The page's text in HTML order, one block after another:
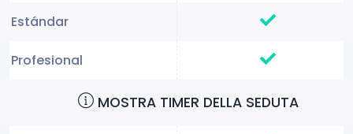
MOSTRA TIMER DELLA SEDUTA